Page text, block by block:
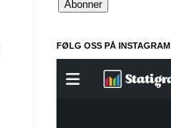
FØLG OSS PÅ INSTAGRAM